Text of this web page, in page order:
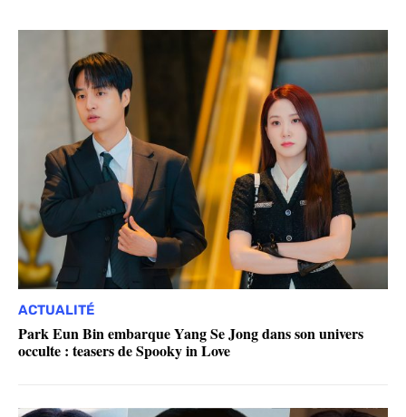
ACTUALITÉ
Park Eun Bin embarque Yang Se Jong dans son univers
occulte : teasers de Spooky in Love